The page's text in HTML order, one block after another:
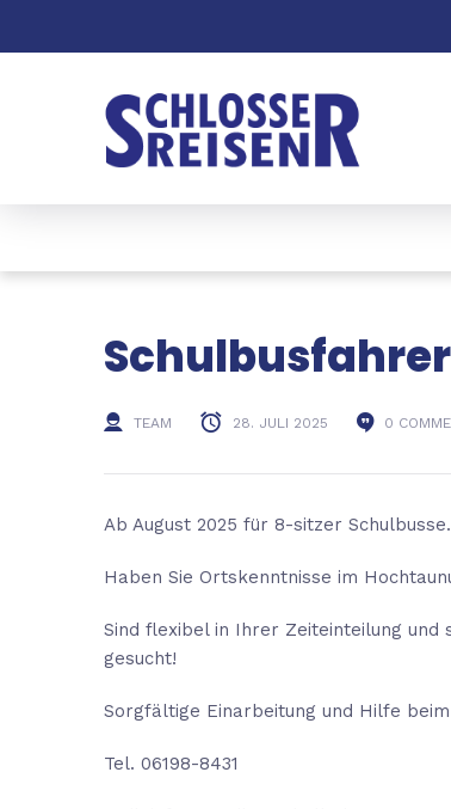
TEAM 28. JULI 2025 0
Ab August 2025 für 8-sitzer Schulbusse.
Haben Sie Ortskenntnisse im
Sind flexibel in Ihrer Zeiteinteilung und
gesucht!
Sorgfältige Einarbeitung und Hilfe
Tel. 06198-8431